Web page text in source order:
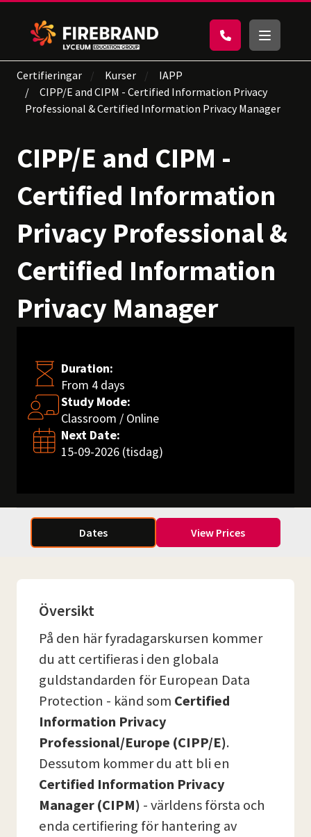
Certifieringar Kurser
IAPP
CIPP/E and CIPM - Certified Information Privacy
Professional & Certified Information Privacy Manager
CIPP/E and CIPM -
Certified Information
Privacy Professional &
Certified Information
Privacy Manager
Duration:
From 4 days
Study Mode:
Classroom / Online
Next Date:
15-09-2026 (tisdag)
Dates View Prices
Översikt
På den här fyradagarskursen kommer
du att certifieras i den globala
guldstandarden för European Data
Protection - känd som Certified
Information Privacy
Professional/Europe (CIPP/E).
Dessutom kommer du att bli en
Certified Information Privacy
Manager (CIPM) - världens första och
enda certifiering för hantering av